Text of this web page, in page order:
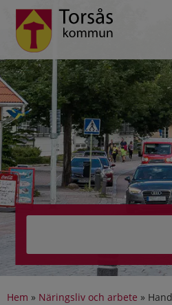
Hem » Näringsliv och arbete »